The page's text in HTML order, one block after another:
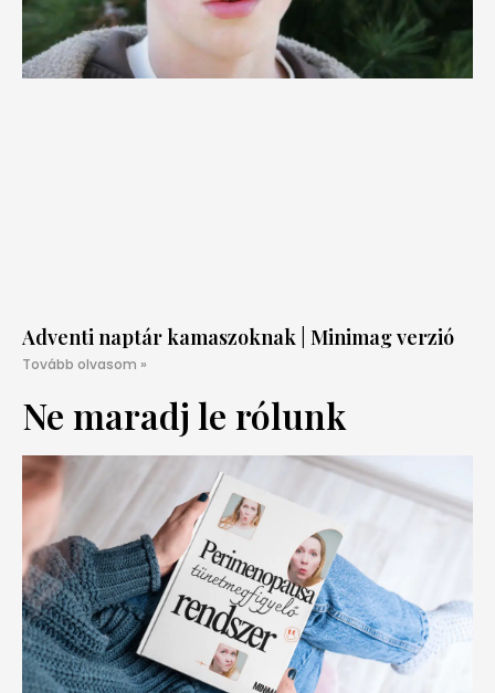
Adventi naptár kamaszoknak | Minimag verzió
Tovább olvasom »
Ne maradj le rólunk